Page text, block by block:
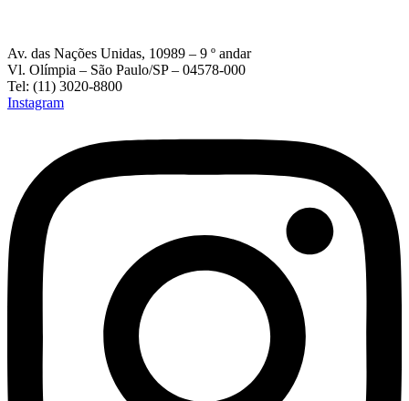
Av. das Nações Unidas, 10989 – 9 º andar
Vl. Olímpia – São Paulo/SP – 04578-000
Tel: (11) 3020-8800
Instagram